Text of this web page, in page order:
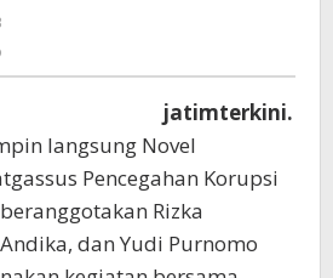
Pakaian
Ilegal
jatimterkini.
langsung Novel
Pencegahan Korupsi
Rizka
dan Yudi Purnomo